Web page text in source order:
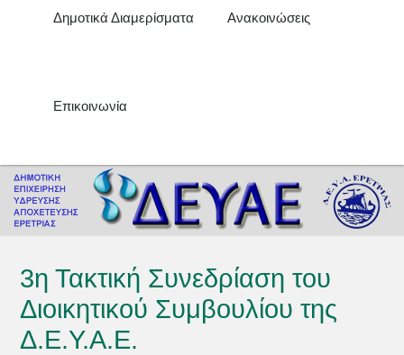
Δημοτικά Διαμερίσματα Ανακοινώσεις
Επικοινωνία
3η Τακτική Συνεδρίαση του
Διοικητικού Συμβουλίου της
Δ.Ε.Υ.Α.Ε.